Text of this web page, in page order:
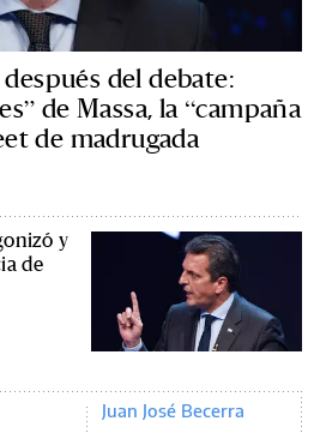
del debate:
de Massa, la “campaña
de madrugada
y
de
Juan José Becerra